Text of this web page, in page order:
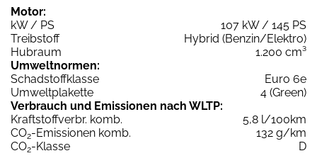
Motor:
kW / PS
107 kW / 145 PS
Treibstoff
Hybrid (Benzin/Elektro)
Hubraum
1.200 cm³
Umweltnormen:
Schadstoffklasse
Euro 6e
Umweltplakette
4 (Green)
Verbrauch und Emissionen nach WLTP:
Kraftstoffverbr. komb.
5,8 l/100km
CO2-Emissionen komb.
132 g/km
CO2-Klasse
D